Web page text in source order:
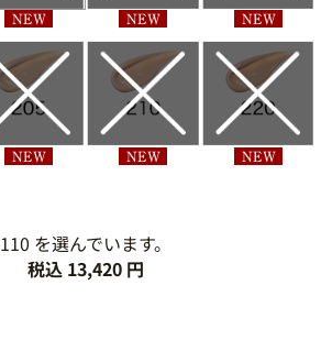
110 を選んでいます。
税込 13,420 円